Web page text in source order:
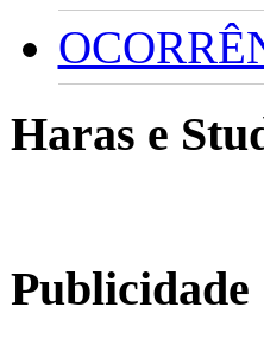
Haras e
Publicidade